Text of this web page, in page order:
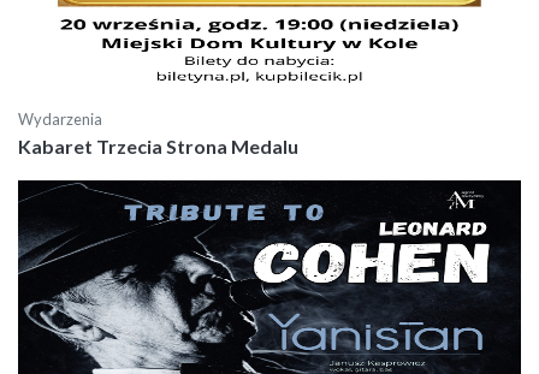
Wydarzenia
Kabaret Trzecia Strona Medalu